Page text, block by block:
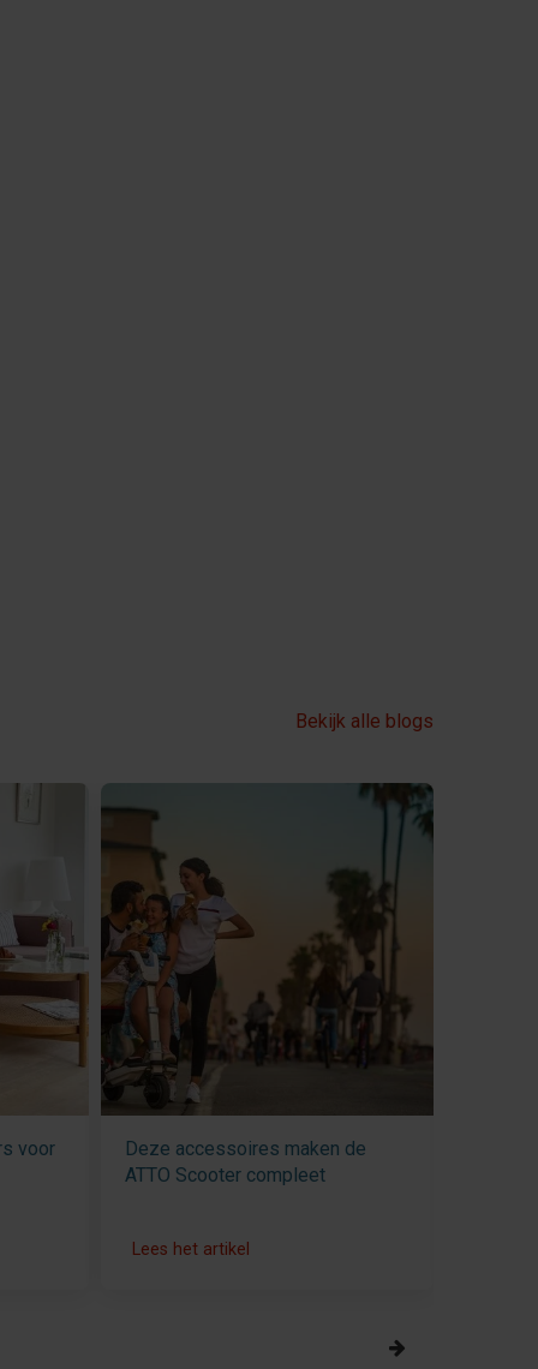
Bekijk alle blogs
voor
Deze accessoires maken de
ATTO Scooter compleet
Lees het artikel